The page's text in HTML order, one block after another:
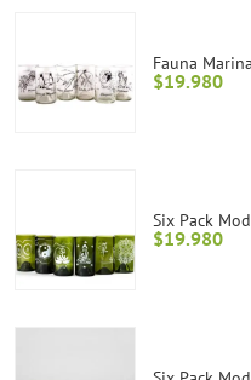
Fauna Marina
$19.980
Six Pack
$19.980